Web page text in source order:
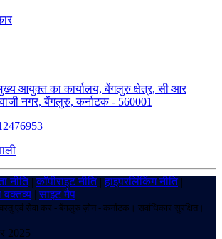
आयुक्त का कार्यालय, बेंगलुरु क्षेत्र, सी आर
नगर, बेंगलुरु, कर्नाटक - 560001
नीति|कॉपीराइट नीति|हाइपरलिंकिंग नीति|
वक्तव्य |साइट मैप
एवं सेवा कर - बेंगलुरु ज़ोन - कर्नाटक। सर्वाधिकार सुरक्षित।
2025